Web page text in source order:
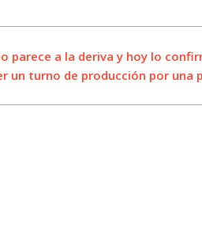
parece a la deriva y hoy lo
un turno de producción por una